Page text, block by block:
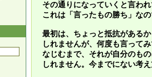
その通りになっていくと言わ
これは「言ったもの勝ち」な
最初は、ちょっと抵抗がある
しれませんが、何度も言って
なじむまで、それが自分のも
しれません。今までにない考